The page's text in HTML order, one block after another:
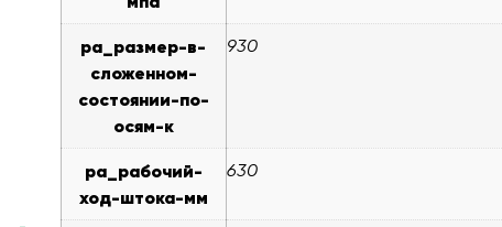
pa_размер-в-
сложенном-
состоянии-по-
осям-к
930
pa_рабочий-
ход-штока-мм
630